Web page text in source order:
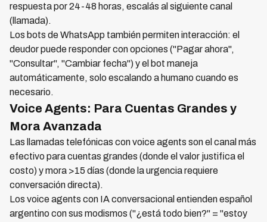
respuesta por 24-48 horas, escalás al siguiente canal
(llamada).
Los bots de WhatsApp también permiten interacción: el
deudor puede responder con opciones ("Pagar ahora",
"Consultar", "Cambiar fecha") y el bot maneja
automáticamente, solo escalando a humano cuando es
necesario.
Voice Agents: Para Cuentas Grandes y
Mora Avanzada
Las llamadas telefónicas con voice agents son el canal más
efectivo para cuentas grandes (donde el valor justifica el
costo) y mora >15 días (donde la urgencia requiere
conversación directa).
Los voice agents con IA conversacional entienden español
argentino con sus modismos ("¿está todo bien?" = "estoy